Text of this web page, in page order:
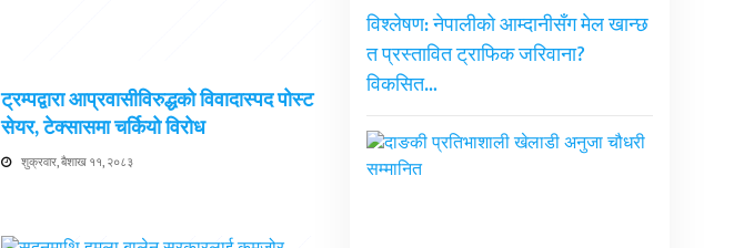
ट्रम्पद्वारा आप्रवासीविरुद्धको विवादास्पद पोस्ट
सेयर, टेक्सासमा चर्कियो विरोध
शुक्रवार, बैशाख ११, २०८३
विश्लेषण: नेपालीको आम्दानीसँग मेल खान्छ
त प्रस्तावित ट्राफिक जरिवाना?
विकसित…